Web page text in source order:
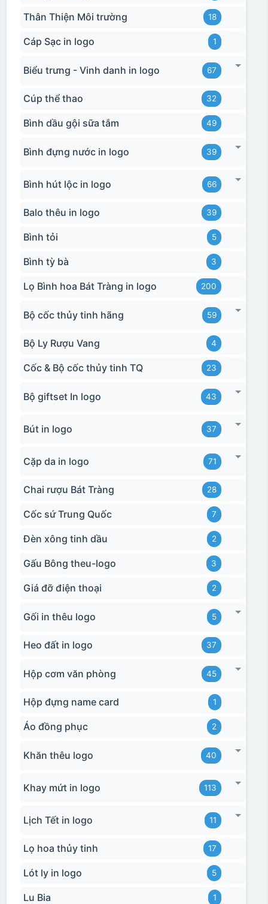
Thân Thiện Môi trường 18
Cáp Sạc in logo 1
Biểu trưng - Vinh danh in logo 67
Cúp thể thao 32
Bình dầu gội sữa tắm 49
Bình đựng nước in logo 39
Bình hút lộc in logo 66
Balo thêu in logo 39
Bình tỏi 5
Bình tỳ bà 3
Lọ Bình hoa Bát Tràng in logo 200
Bộ cốc thủy tinh hãng 59
Bộ Ly Rượu Vang 4
Cốc & Bộ cốc thủy tinh TQ 23
Bộ giftset In logo 43
Bút in logo 37
Cặp da in logo 71
Chai rượu Bát Tràng 28
Cốc sứ Trung Quốc 7
Đèn xông tinh dầu 2
Gấu Bông theu-logo 3
Giá đỡ điện thoại 2
Gối in thêu logo 5
Heo đất in logo 37
Hộp cơm văn phòng 45
Hộp đựng name card 1
Áo đồng phục 2
Khăn thêu logo 40
Khay mứt in logo 113
Lịch Tết in logo 11
Lọ hoa thủy tinh 17
Lót ly in logo 5
Lu Bia 1